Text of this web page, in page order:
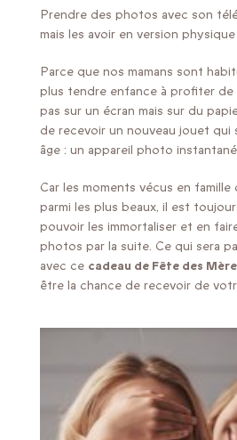
Prendre des photos avec son
mais les avoir en version
Parce que nos mamans sont
plus tendre enfance à profiter
pas sur un écran mais sur du
de recevoir un nouveau jouet qui
âge : un appareil photo
Car les moments vécus en
parmi les plus beaux, il est
pouvoir les immortaliser et en
photos par la suite. Ce qui sera
avec ce cadeau de Fête des
être la chance de recevoir de